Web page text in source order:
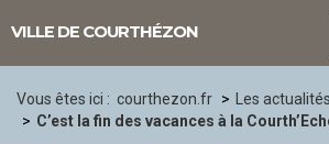
VILLE DE COURTHÉZON
Vous êtes ici : courthezon.fr
Les actualités
C’est la fin des vacances à la